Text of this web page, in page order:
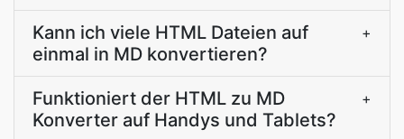
Kann ich viele HTML Dateien auf
einmal in MD konvertieren?
+
Funktioniert der HTML zu MD
Konverter auf Handys und Tablets?
+